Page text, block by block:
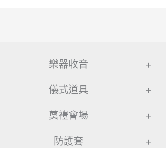
樂器收音 +
儀式道具 +
奠禮會場 +
防護套 +